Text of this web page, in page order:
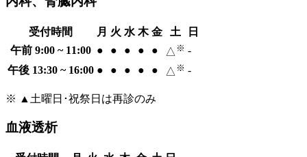
受付時間 月 火 水 木 金 土
日
午前 9:00 ~ 11:00 ● ● ● ● ● △ ※ -
午後 13:30 ~ 16:00 ● ● ● ● ● △ ※ -
※ ▲土曜日･祝祭日は再診のみ
血液透析